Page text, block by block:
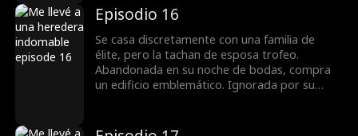
domina la junta y la pista de carreras. Al
revelarse secretos, todos ven que no es una
cazafortunas, sino una reina que busca
venganza.
Episodio 16
Se casa discretamente con una familia de
élite, pero la tachan de esposa trofeo.
Abandonada en su noche de bodas, compra
un edificio emblemático. Ignorada por su
domina la junta y la pista de carreras. Al